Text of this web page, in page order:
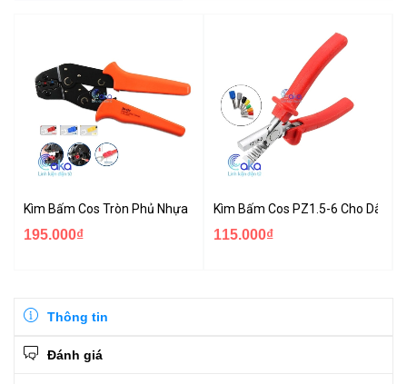
Kìm Bấm Cos Tròn Phủ Nhựa SN-02C Cho Dây 0.25-2.5mm² 24-
195.000₫
Kìm Bấm Cos PZ1.5-6 Cho Dây
115.000₫
Thông tin
Đánh giá